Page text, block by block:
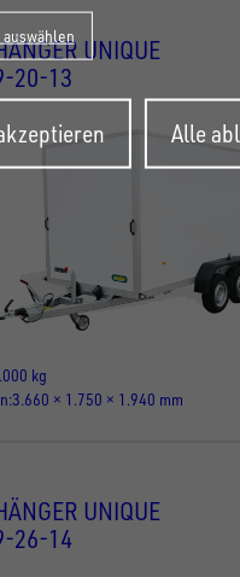
UNIQUE
20-13
kg
3.660 × 1.750 × 1.940 mm
UNIQUE
26-14
auswählen
Alle